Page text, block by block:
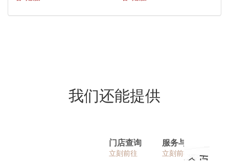
我们还能提供
门店查询
立刻前往
服务与帮助
立刻前往